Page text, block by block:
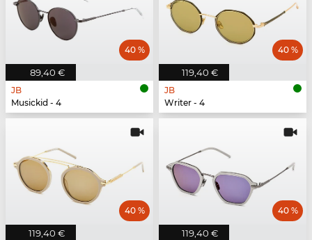
89,40 €
40 %
JB
Musickid - 4
119,40 €
40 %
JB
Writer - 4
119,40 €
40 %
119,40 €
40 %